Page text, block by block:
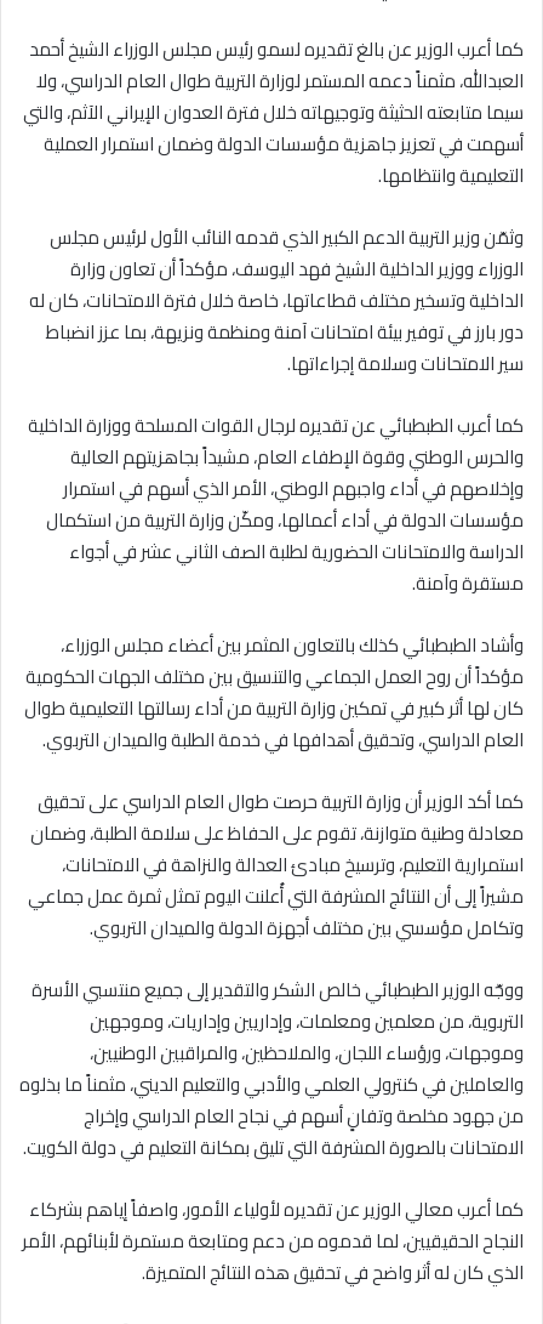
كما أعرب الوزير عن بالغ تقديره لسمو رئيس مجلس الوزراء الشيخ أحمد
العبدالله، مثمناً دعمه المستمر لوزارة التربية طوال العام الدراسي، ولا
سيما متابعته الحثيثة وتوجيهاته خلال فترة العدوان الإيراني الآثم، والتي
أسهمت في تعزيز جاهزية مؤسسات الدولة وضمان استمرار العملية
التعليمية وانتظامها.
وثمّن وزير التربية الدعم الكبير الذي قدمه النائب الأول لرئيس مجلس
الوزراء ووزير الداخلية الشيخ فهد اليوسف، مؤكداً أن تعاون وزارة
الداخلية وتسخير مختلف قطاعاتها، خاصة خلال فترة الامتحانات، كان له
دور بارز في توفير بيئة امتحانات آمنة ومنظمة ونزيهة، بما عزز انضباط
سير الامتحانات وسلامة إجراءاتها.
كما أعرب الطبطبائي عن تقديره لرجال القوات المسلحة ووزارة الداخلية
والحرس الوطني وقوة الإطفاء العام، مشيداً بجاهزيتهم العالية
وإخلاصهم في أداء واجبهم الوطني، الأمر الذي أسهم في استمرار
مؤسسات الدولة في أداء أعمالها، ومكّن وزارة التربية من استكمال
الدراسة والامتحانات الحضورية لطلبة الصف الثاني عشر في أجواء
مستقرة وآمنة.
وأشاد الطبطبائي كذلك بالتعاون المثمر بين أعضاء مجلس الوزراء،
مؤكداً أن روح العمل الجماعي والتنسيق بين مختلف الجهات الحكومية
كان لها أثر كبير في تمكين وزارة التربية من أداء رسالتها التعليمية طوال
العام الدراسي، وتحقيق أهدافها في خدمة الطلبة والميدان التربوي.
كما أكد الوزير أن وزارة التربية حرصت طوال العام الدراسي على تحقيق
معادلة وطنية متوازنة، تقوم على الحفاظ على سلامة الطلبة، وضمان
استمرارية التعليم، وترسيخ مبادئ العدالة والنزاهة في الامتحانات،
مشيراً إلى أن النتائج المشرفة التي أُعلنت اليوم تمثل ثمرة عمل جماعي
وتكامل مؤسسي بين مختلف أجهزة الدولة والميدان التربوي.
ووجّه الوزير الطبطبائي خالص الشكر والتقدير إلى جميع منتسبي الأسرة
التربوية، من معلمين ومعلمات، وإداريين وإداريات، وموجهين
وموجهات، ورؤساء اللجان، والملاحظين، والمراقبين الوطنيين،
والعاملين في كنترولي العلمي والأدبي والتعليم الديني، مثمناً ما بذلوه
من جهود مخلصة وتفانٍ أسهم في نجاح العام الدراسي وإخراج
الامتحانات بالصورة المشرفة التي تليق بمكانة التعليم في دولة الكويت.
كما أعرب معالي الوزير عن تقديره لأولياء الأمور، واصفاً إياهم بشركاء
النجاح الحقيقيين، لما قدموه من دعم ومتابعة مستمرة لأبنائهم، الأمر
الذي كان له أثر واضح في تحقيق هذه النتائج المتميزة.